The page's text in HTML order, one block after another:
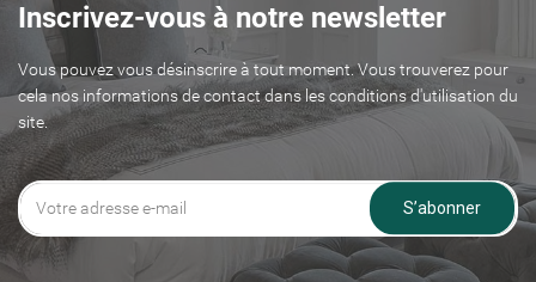
Inscrivez-vous à notre newsletter
Vous pouvez vous désinscrire à tout moment. Vous trouverez pour
cela nos informations de contact dans les conditions d'utilisation du
site.
S’abonner